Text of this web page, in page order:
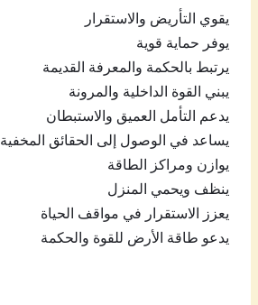
يقوي التأريض والاستقرار
يوفر حماية قوية
يرتبط بالحكمة والمعرفة القديمة
يبني القوة الداخلية والمرونة
يدعم التأمل العميق والاستبطان
يساعد في الوصول إلى الحقائق المخفية
يوازن ومراكز الطاقة
ينظف ويحمي المنزل
يعزز الاستقرار في مواقف الحياة
يدعو طاقة الأرض للقوة والحكمة